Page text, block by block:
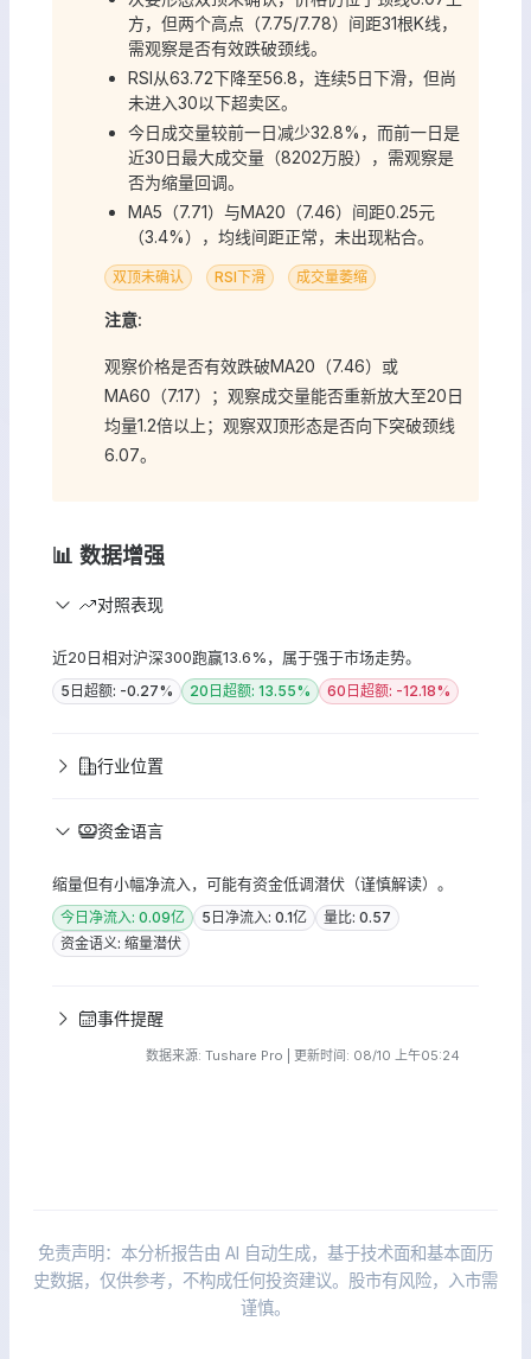
方，但两个高点（7.75/7.78）间距31根K线，
需观察是否有效跌破颈线。
RSI从63.72下降至56.8，连续5日下滑，但尚
未进入30以下超卖区。
今日成交量较前一日减少32.8%，而前一日是
近30日最大成交量（8202万股），需观察是
否为缩量回调。
MA5（7.71）与MA20（7.46）间距0.25元
（3.4%），均线间距正常，未出现粘合。
双顶未确认 RSI下滑 成交量萎缩
注意:
观察价格是否有效跌破MA20（7.46）或
MA60（7.17）；观察成交量能否重新放大至20日
均量1.2倍以上；观察双顶形态是否向下突破颈线
6.07。
📊 数据增强
对照表现
近20日相对沪深300跑赢13.6%，属于强于市场走势。
5日超额: -0.27% 20日超额: 13.55% 60日超额: -12.18%
行业位置
资金语言
缩量但有小幅净流入，可能有资金低调潜伏（谨慎解读）。
今日净流入: 0.09亿 5日净流入: 0.1亿
量比: 0.57
资金语义: 缩量潜伏
事件提醒
数据来源: Tushare Pro | 更新时间: 08/10 上午05:24
免责声明：本分析报告由 AI 自动生成，基于技术面和基本面历
史数据，仅供参考，不构成任何投资建议。股市有风险，入市需
谨慎。